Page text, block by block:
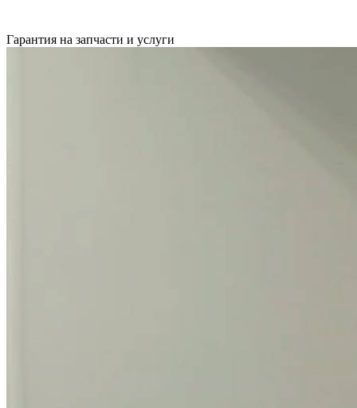
Гарантия на запчасти и услуги